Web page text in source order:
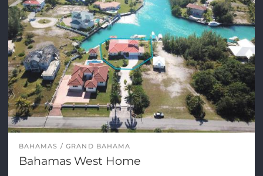
BAHAMAS GRAND BAHAMA
Bahamas West Home